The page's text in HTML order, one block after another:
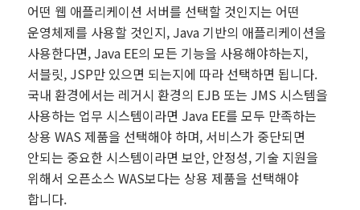
어떤 웹 애플리케이션 서버를 선택할 것인지는 어떤
운영체제를 사용할 것인지, Java 기반의 애플리케이션을
사용한다면, Java EE의 모든 기능을 사용해야하는지,
서블릿, JSP만 있으면 되는지에 따라 선택하면 됩니다.
국내 환경에서는 레거시 환경의 EJB 또는 JMS 시스템을
사용하는 업무 시스템이라면 Java EE를 모두 만족하는
상용 WAS 제품을 선택해야 하며, 서비스가 중단되면
안되는 중요한 시스템이라면 보안, 안정성, 기술 지원을
위해서 오픈소스 WAS보다는 상용 제품을 선택해야
합니다.